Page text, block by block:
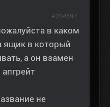
в каком
ящик в который
а он взамен
не
#204597